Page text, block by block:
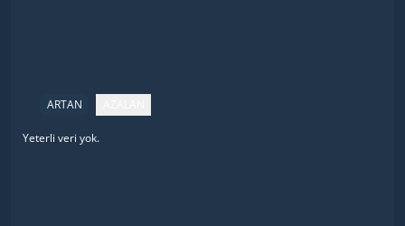
ARTAN
İsimFiyatDeğişim
Yeterli veri yok.